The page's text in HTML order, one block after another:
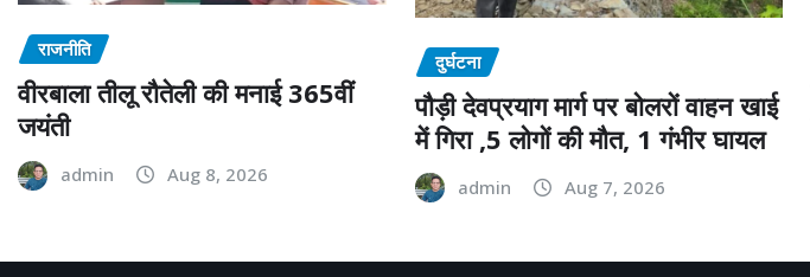
राजनीति
वीरबाला तीलू रौतेली की मनाई 365वीं
जयंती
admin Aug 8, 2026
दुर्घटना
पौड़ी देवप्रयाग मार्ग पर बोलरों वाहन खाई
में गिरा ,5 लोगों की मौत, 1 गंभीर घायल
admin Aug 7, 2026